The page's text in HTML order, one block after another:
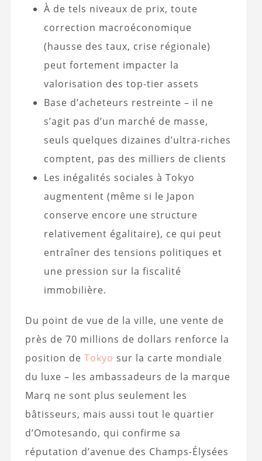
À de tels niveaux de prix, toute
correction macroéconomique
(hausse des taux, crise régionale)
peut fortement impacter la
valorisation des top-tier assets
Base d’acheteurs restreinte – il ne
s’agit pas d’un marché de masse,
seuls quelques dizaines d’ultra-riches
comptent, pas des milliers de clients
Les inégalités sociales à Tokyo
augmentent (même si le Japon
conserve encore une structure
relativement égalitaire), ce qui peut
entraîner des tensions politiques et
une pression sur la fiscalité
immobilière.
Du point de vue de la ville, une vente de
près de 70 millions de dollars renforce la
position de Tokyo sur la carte mondiale
du luxe – les ambassadeurs de la marque
Marq ne sont plus seulement les
bâtisseurs, mais aussi tout le quartier
d’Omotesando, qui confirme sa
réputation d’avenue des Champs-Élysées